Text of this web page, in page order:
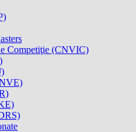
Competiţie (CNVIC)